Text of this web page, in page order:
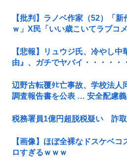
【批判】ラノベ作家（52）「新
ｗ」X民「いい歳こいてラブコ
【悲報】リュウジ氏、冷やし
由』、ガチでヤバイ・・・・・・
辺野古転覆ﾀﾋ亡事故、学校法人
調査報告書を公表 … 安全配慮
税務署員1億円超脱税疑い 詐
【画像】ほぼ全裸なドスケベ
ロすぎるｗｗｗ